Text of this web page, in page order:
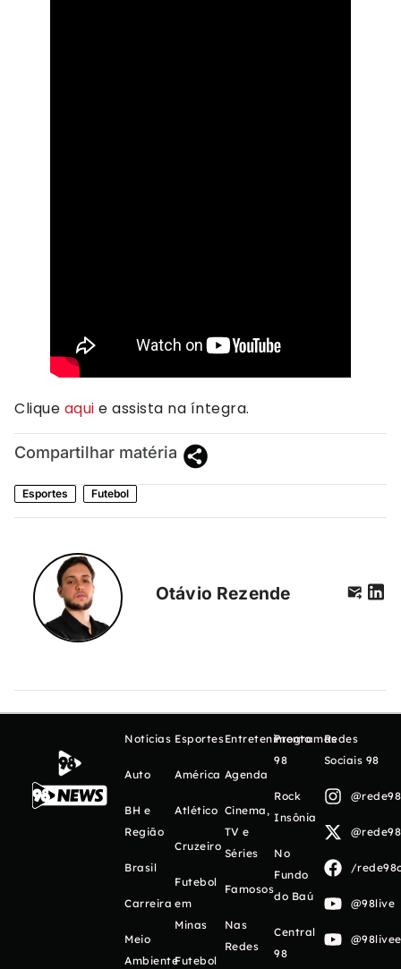
Clique aqui e assista na íntegra.
Compartilhar matéria
Esportes Futebol
Otávio Rezende
Notícias
Auto
BH e
Região
Brasil
Carreira
Meio
Ambiente
Esportes
América
Atlético
Cruzeiro
Futebol
em
Minas
Futebol
Entretenimento
Agenda
Cinema,
TV e
Séries
Famosos
Nas
Redes
Programas
98
Rock
Insônia
No
Fundo
do Baú
Central
98
Redes
Sociais 98
/
@98live